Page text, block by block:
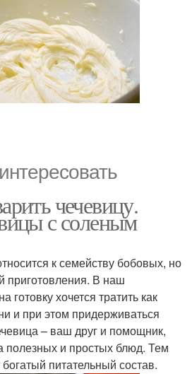
чечевицу.
с соленым
к семейству бобовых, но
приготовления. В наш
готовку хочется тратить как
и при этом придерживаться
– ваш друг и помощник,
полезных и простых блюд. Тем
питательный состав.